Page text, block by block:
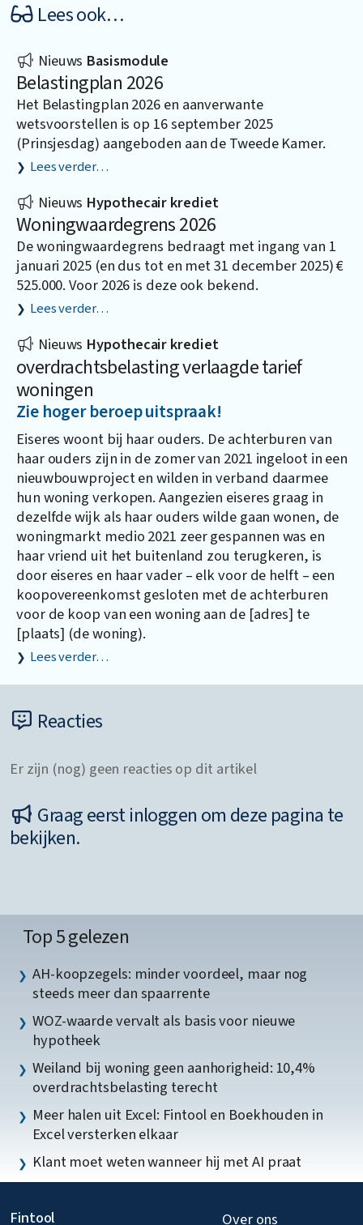
Lees ook…
Nieuws Basismodule
Belastingplan 2026
Het Belastingplan 2026 en aanverwante
wetsvoorstellen is op 16 september 2025
(Prinsjesdag) aangeboden aan de Tweede Kamer.
Lees verder…
Nieuws Hypothecair krediet
Woningwaardegrens 2026
De woningwaardegrens bedraagt met ingang van 1
januari 2025 (en dus tot en met 31 december 2025) €
525.000. Voor 2026 is deze ook bekend.
Lees verder…
Nieuws Hypothecair krediet
overdrachtsbelasting verlaagde tarief
woningen
Zie hoger beroep uitspraak!
Eiseres woont bij haar ouders. De achterburen van
haar ouders zijn in de zomer van 2021 ingeloot in een
nieuwbouwproject en wilden in verband daarmee
hun woning verkopen. Aangezien eiseres graag in
dezelfde wijk als haar ouders wilde gaan wonen, de
woningmarkt medio 2021 zeer gespannen was en
haar vriend uit het buitenland zou terugkeren, is
door eiseres en haar vader – elk voor de helft – een
koopovereenkomst gesloten met de achterburen
voor de koop van een woning aan de [adres] te
[plaats] (de woning).
Lees verder…
Reacties
Er zijn (nog) geen reacties op dit artikel
Graag eerst inloggen om deze pagina te
bekijken.
Top 5 gelezen
AH-koopzegels: minder voordeel, maar nog
steeds meer dan spaarrente
WOZ-waarde vervalt als basis voor nieuwe
hypotheek
Weiland bij woning geen aanhorigheid: 10,4%
overdrachtsbelasting terecht
Meer halen uit Excel: Fintool en Boekhouden in
Excel versterken elkaar
Klant moet weten wanneer hij met AI praat
Fintool Over ons